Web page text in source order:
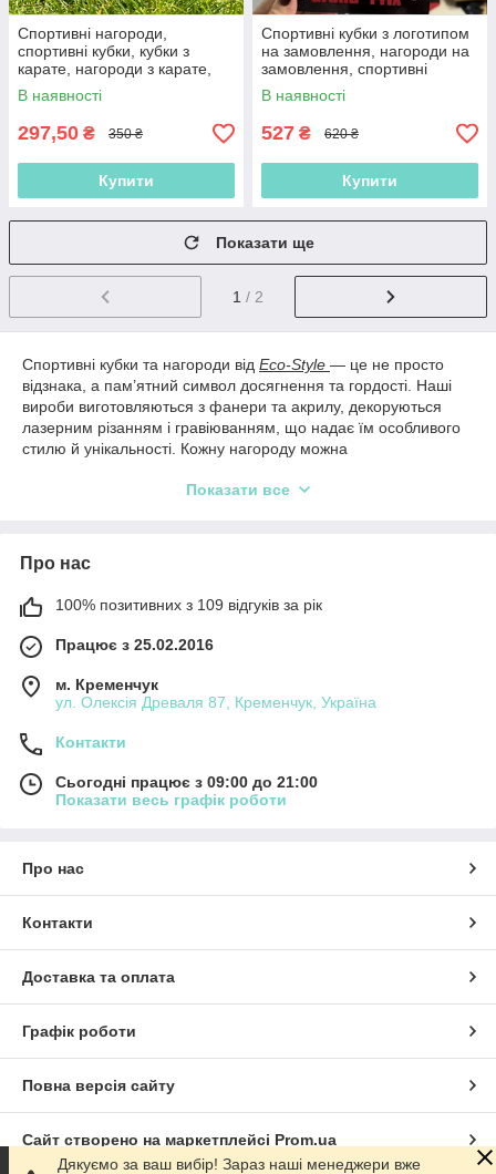
Спортивні нагороди,
спортивні кубки, кубки з
карате, нагороди з карате,
нагороди для турнірів
В наявності
297,50 ₴ 350 ₴
Купити
Спортивні кубки з логотипом
на замовлення, нагороди на
замовлення, спортивні
нагороди, спортивні кубки,
спортивні нагороди
В наявності
527 ₴ 620 ₴
Купити
Показати ще
1 / 2
Спортивні кубки та нагороди від Eco-Style — це не просто
відзнака, а пам’ятний символ досягнення та гордості. Наші
вироби виготовляються з фанери та акрилу, декоруються
лазерним різанням і гравіюванням, що надає їм особливого
стилю й унікальності. Кожну нагороду можна
мотиваційну фразу. Ми створюємо кубки для змагань будь-
робить наші нагороди особливими. Даруйте переможцям
більше, ніж просто приз — даруйте емоції та визнання!
Замовити Спортивні нагородидуже просто. Для цього
для уточнення деталей. Інщі моделі представлені у нашому
Купити Спортивні нагородиможна як в роздріб, так і
подарунків.Подаруйте не просто річ – подаруйте емоцію.
Показати все
Про нас
100% позитивних з 109 відгуків за рік
Працює з 25.02.2016
м. Кременчук
ул. Олексія Древаля 87, Кременчук, Україна
Контакти
Сьогодні працює з 09:00 до 21:00
Показати весь графік роботи
Про нас
Контакти
Доставка та оплата
Графік роботи
Повна версія сайту
Сайт створено на маркетплейсі Prom.ua
Дякуємо за ваш вибір! Зараз наші менеджери вже